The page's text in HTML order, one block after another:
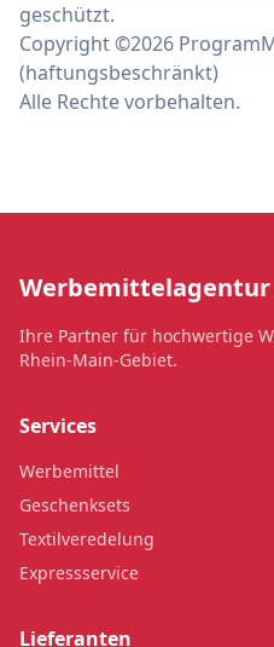
geschützt.
Copyright ©2026
(haftungsbeschränkt)
Alle Rechte vorbehalten.
Ihre Partner für hochwertige
Rhein-Main-Gebiet.
Services
Werbemittel
Geschenksets
Textilveredelung
Expressservice
Lieferanten